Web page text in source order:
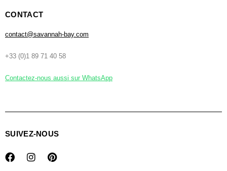
CONTACT
contact@savannah-bay.com
+33 (0)1 89 71 40 58
Contactez-nous aussi sur WhatsApp
SUIVEZ-NOUS